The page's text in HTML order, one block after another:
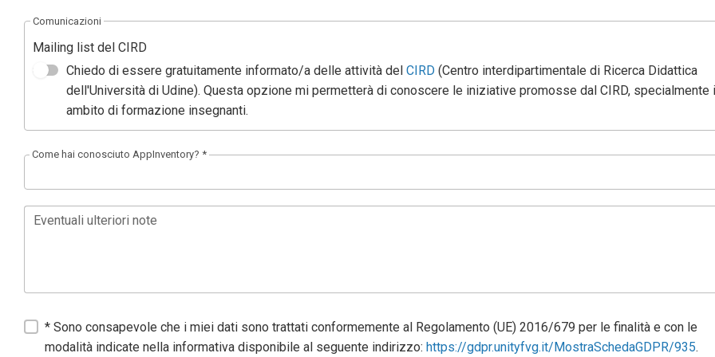
Comunicazioni
Mailing list del CIRD
Chiedo di essere gratuitamente informato/a delle attività delCIRD (Centro interdipartimentale di Ricerca Didattica
dell'Università di Udine). Questa opzione mi permetterà di conoscere le iniziative promosse dal CIRD, specialmente
ambito di formazione insegnanti.
Come hai conosciuto AppInventory? *
Eventuali ulteriori note
* Sono consapevole che i miei dati sono trattati conformemente al Regolamento (UE) 2016/679 per le finalità e con le
modalità indicate nella informativa disponibile al seguente indirizzo: https://gdpr.unityfvg.it/MostraSchedaGDPR/935.